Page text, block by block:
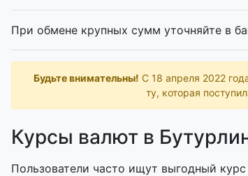
При обмене крупных сумм уточняйте в
Будьте внимательны! С 18 апреля 2022
ту, которая
Курсы валют в
Пользователи часто ищут выгодный